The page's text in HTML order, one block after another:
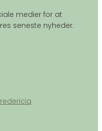
medier for at
seneste nyheder.